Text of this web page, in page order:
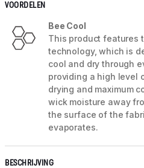
VOORDELEN
Bee Cool
This product features
technology, which is
cool and dry through
providing a high level
drying and maximum
wick moisture away
the surface of the
evaporates.
BESCHRIJVING